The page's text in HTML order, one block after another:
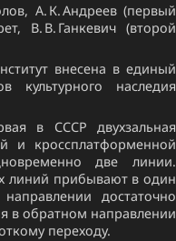
А. К. Андреев (первый
В. В. Ганкевич (второй
внесена в единый
культурного наследия
в СССР двухзальная
и кроссплатформенной
две линии.
линий прибывают в один
достаточно
в обратном направлении
переходу.